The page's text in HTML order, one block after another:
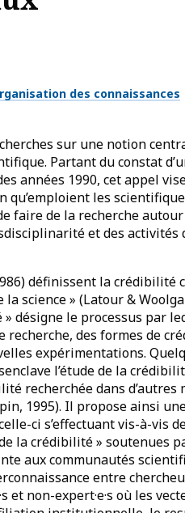
des connaissances
sur une notion
Partant du constat
années 1990, cet appel
les
faire de la recherche
et des activités
définissent la crédibilité
science » (Latour &
désigne le processus par
des formes de
expérimentations.
l’étude de la
recherchée dans d’autres
1995). Il propose ainsi
ci s’effectuant vis-à-vis
la crédibilité » soutenues
aux communautés
entre
et non-expert·e·s où les